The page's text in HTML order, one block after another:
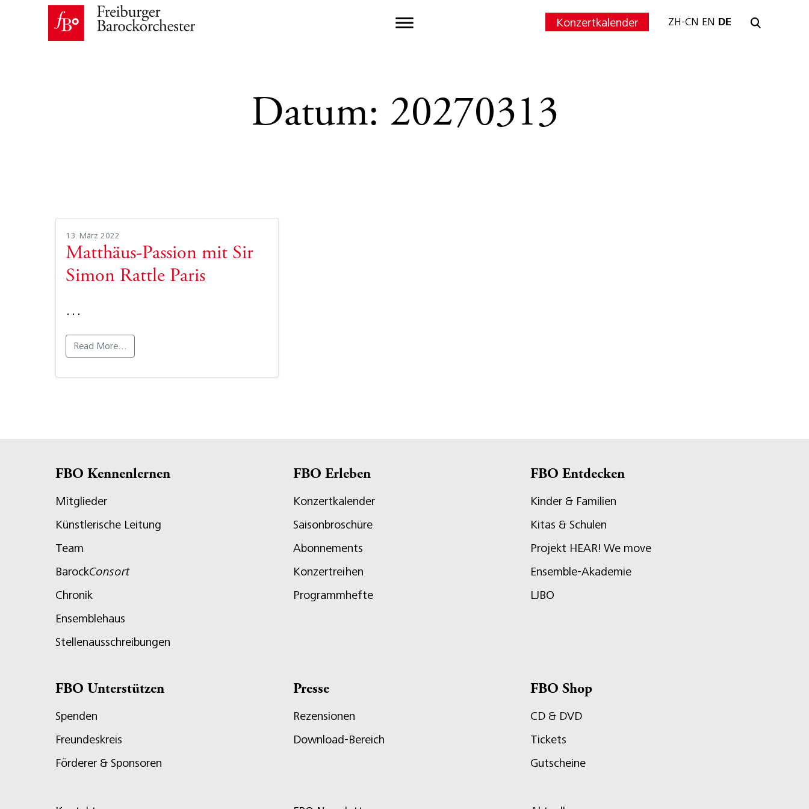
Konzertkalender ZH-CN EN DE
Datum: 20270313
13. März 2022
Matthäus-Passion mit Sir
Simon Rattle Paris
…
Read More…
FBO Kennenlernen
Mitglieder
Künstlerische Leitung
Team
BarockConsort
Chronik
Ensemblehaus
Stellenausschreibungen
FBO Erleben
Konzertkalender
Saisonbroschüre
Abonnements
Konzertreihen
Programmhefte
FBO Entdecken
Kinder & Familien
Kitas & Schulen
Projekt HEAR! We move
Ensemble-Akademie
LJBO
FBO Unterstützen
Spenden
Freundeskreis
Förderer & Sponsoren
Presse
Rezensionen
Download-Bereich
FBO Shop
CD & DVD
Tickets
Gutscheine